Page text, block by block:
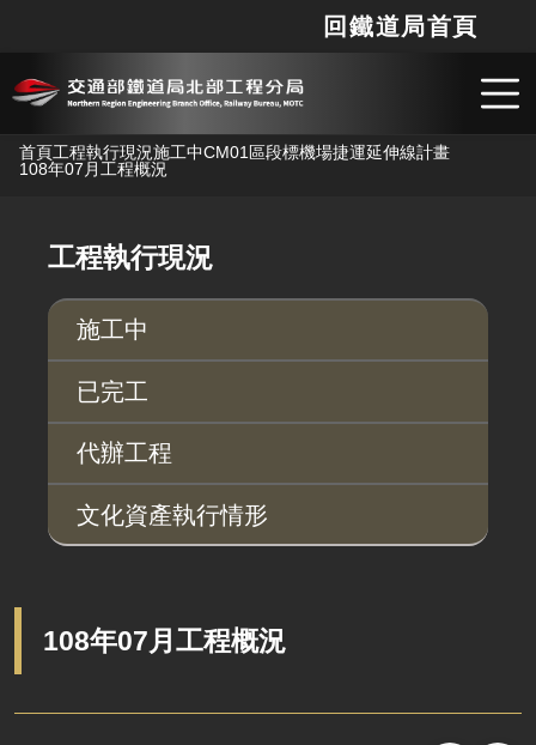
跳到主要內容
回鐵道局首頁
首頁工程執行現況施工中CM01區段標機場捷運延伸線計畫
108年07月工程概況
工程執行現況
施工中
已完工
代辦工程
文化資產執行情形
108年07月工程概況